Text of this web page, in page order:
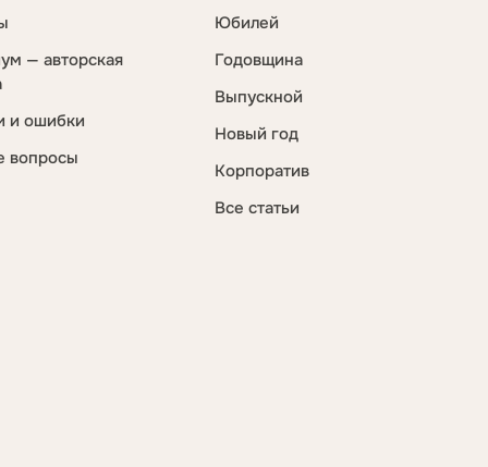
— авторская
и ошибки
вопросы
Юбилей
Годовщина
Выпускной
Новый год
Корпоратив
Все статьи